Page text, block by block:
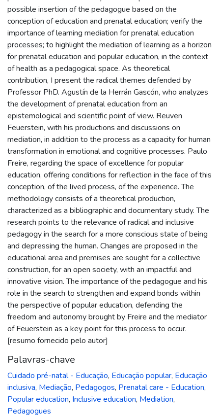
possible insertion of the pedagogue based on the
conception of education and prenatal education; verify the
importance of learning mediation for prenatal education
processes; to highlight the mediation of learning as a horizon
for prenatal education and popular education, in the context
of health as a pedagogical space. As theoretical
contribution, I present the radical themes defended by
Professor PhD. Agustín de la Herrán Gascón, who analyzes
the development of prenatal education from an
epistemological and scientific point of view. Reuven
Feuerstein, with his productions and discussions on
mediation, in addition to the process as a capacity for human
transformation in emotional and cognitive processes. Paulo
Freire, regarding the space of excellence for popular
education, offering conditions for reflection in the face of this
conception, of the lived process, of the experience. The
methodology consists of a theoretical production,
characterized as a bibliographic and documentary study. The
research points to the relevance of radical and inclusive
pedagogy in the search for a more conscious state of being
and depressing the human. Changes are proposed in the
educational area and premises are sought for a collective
construction, for an open society, with an impactful and
innovative vision. The importance of the pedagogue and his
role in the search to strengthen and expand bonds within
the perspective of popular education, defending the
freedom and autonomy brought by Freire and the mediator
of Feuerstein as a key point for this process to occur.
[resumo fornecido pelo autor]
Palavras-chave
Cuidado pré-natal - Educação, Educação popular, Educação
inclusiva, Mediação, Pedagogos, Prenatal care - Education,
Popular education, Inclusive education, Mediation,
Pedagogues